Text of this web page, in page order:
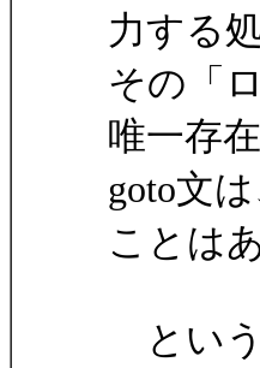
力する
その「
唯一存
goto文
ことは
という